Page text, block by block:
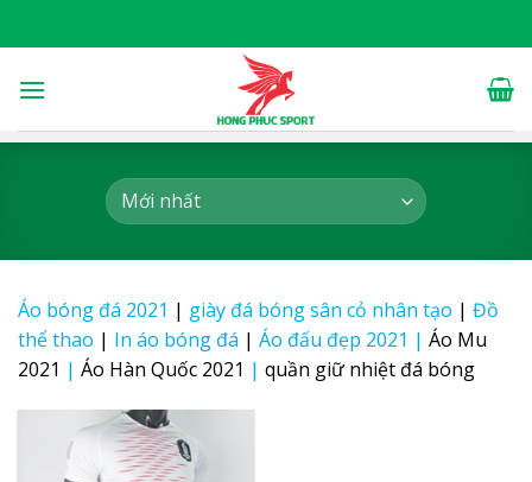
to
Áo bóng đá 2021 | giày đá bóng sân cỏ nhân tạo | Đồ
thể thao | In áo bóng đá | Áo đấu đẹp 2021 | Áo Mu
2021 | Áo Hàn Quốc 2021 | quần giữ nhiệt đá bóng